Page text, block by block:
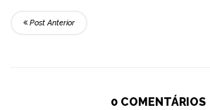
Post Anterior
0 COMENTÁRIOS